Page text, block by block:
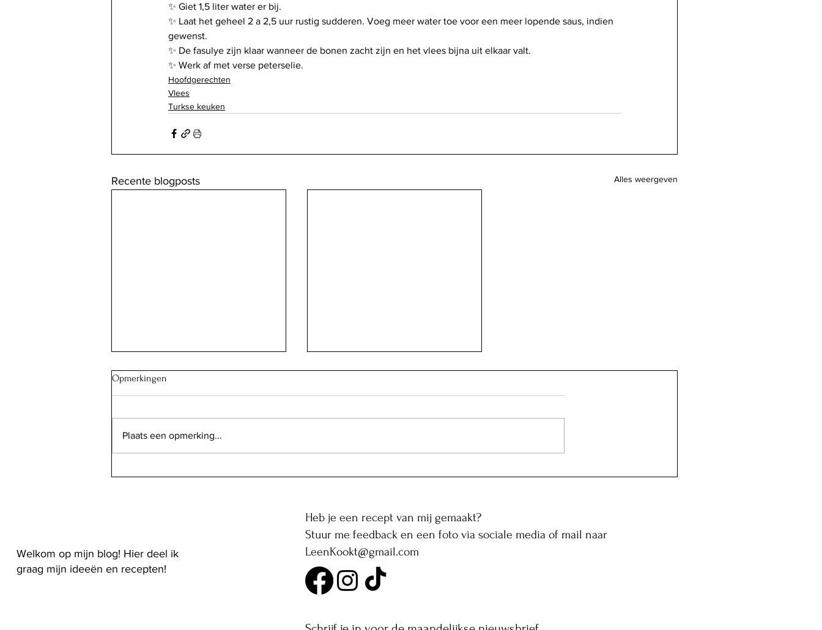
✨ Giet 1,5 liter water er bij.
✨ Laat het geheel 2 a 2,5 uur rustig sudderen. Voeg meer water toe voor een meer lopende saus, indien
gewenst.
✨ De fasulye zijn klaar wanneer de bonen zacht zijn en het vlees bijna uit elkaar valt.
✨ Werk af met verse peterselie.
Hoofdgerechten
Vlees
Turkse keuken
Recente blogposts Alles weergeven
kipspiezen met saffraan
en granaatappel: Indiase
Opmerkingen
Plaats een opmerking...
Welkom op mijn blog! Hier deel ik
graag mijn ideeën en recepten!
Heb je een recept van mij gemaakt?
Stuur me feedback en een foto via sociale media of mail naar
LeenKookt@gmail.com